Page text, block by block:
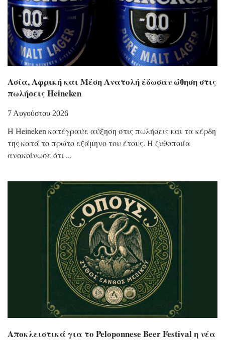
Ασία, Αφρική και Μέση Ανατολή έδωσαν ώθηση στις
πωλήσεις Heineken
7 Αυγούστου 2026
Η Heineken κατέγραψε αύξηση στις πωλήσεις και τα κέρδη
της κατά το πρώτο εξάμηνο του έτους. Η ζυθοποιία
ανακοίνωσε ότι
Αποκλειστικά για το Peloponnese Beer Festival η νέα